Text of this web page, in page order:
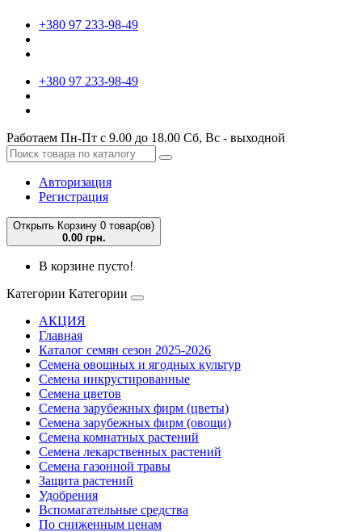
+380 97 233-98-49
+380 97 233-98-49
Работаем Пн-Пт с 9.00 до 18.00 Сб, Вс - выходной
Авторизация
Регистрация
Открыть Корзину 0 товар(ов)
0.00 грн.
В корзине пусто!
Категории Категории
АКЦИЯ
Главная
Каталог семян сезон 2025-2026
Семена овощных и ягодных культур
Семена инкрустированные
Семена цветов
Семена зарубежных фирм (цветы)
Семена зарубежных фирм (овощи)
Семена комнатных растений
Семена лекарственных растений
Семена газонной травы
Защита растений
Удобрения
Вспомагательные средства
По сниженным ценам